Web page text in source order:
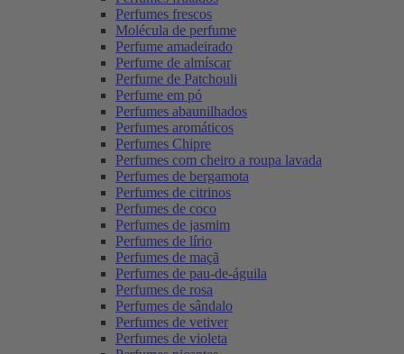
Perfumes frescos
Molécula de perfume
Perfume amadeirado
Perfume de almíscar
Perfume de Patchouli
Perfume em pó
Perfumes abaunilhados
Perfumes aromáticos
Perfumes Chipre
Perfumes com cheiro a roupa lavada
Perfumes de bergamota
Perfumes de citrinos
Perfumes de coco
Perfumes de jasmim
Perfumes de lírio
Perfumes de maçã
Perfumes de pau-de-águila
Perfumes de rosa
Perfumes de sândalo
Perfumes de vetiver
Perfumes de violeta